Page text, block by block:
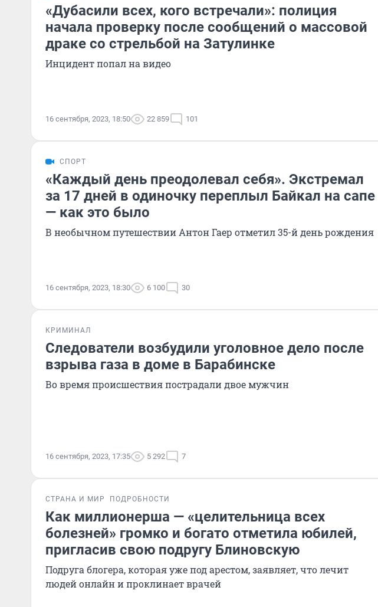
«Дубасили всех, кого встречали»: полиция
начала проверку после сообщений о массовой
драке со стрельбой на Затулинке
Инцидент попал на видео
16 сентября, 2023, 18:50 22 859 101
СПОРТ
«Каждый день преодолевал себя». Экстремал
за 17 дней в одиночку переплыл Байкал на сапе
— как это было
В необычном путешествии Антон Гаер отметил 35-й день рождения
16 сентября, 2023, 18:30 6 100 30
КРИМИНАЛ
Следователи возбудили уголовное дело после
взрыва газа в доме в Барабинске
Во время происшествия пострадали двое мужчин
16 сентября, 2023, 17:35 5 292 7
СТРАНА И МИР ПОДРОБНОСТИ
Как миллионерша — «целительница всех
болезней» громко и богато отметила юбилей,
пригласив свою подругу Блиновскую
Подруга блогера, которая уже под арестом, заявляет, что лечит
людей онлайн и проклинает врачей